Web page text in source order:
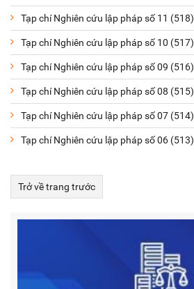
Tạp chí Nghiên cứu lập pháp số 11 (518)
Tạp chí Nghiên cứu lập pháp số 10 (517)
Tạp chí Nghiên cứu lập pháp số 09 (516)
Tạp chí Nghiên cứu lập pháp số 08 (515)
Tạp chí Nghiên cứu lập pháp số 07 (514)
Tạp chí Nghiên cứu lập pháp số 06 (513)
Trở về trang trước